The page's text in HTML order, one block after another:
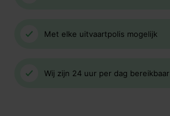
Met elke uitvaartpolis mogelijk
Wij zijn 24 uur per dag bereikbaar